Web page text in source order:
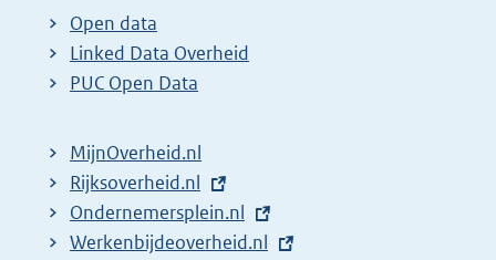
t
e
r
l
i
n
k
Open data
Linked Data Overheid
PUC Open Data
MijnOverheid.nl
E
x
t
Rijksoverheid.nl
E
x
Ondernemersplein.nl
E
Werkenbijdeoverheid.nl